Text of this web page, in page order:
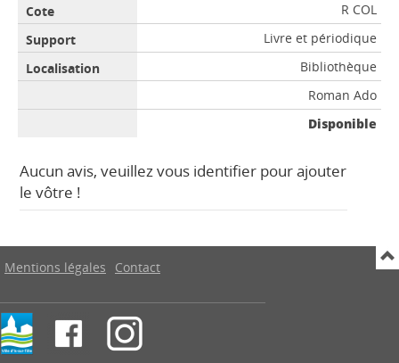
R COL
Livre et périodique
Bibliothèque
Roman Ado
Disponible
Aucun avis, veuillez vous identifier pour ajouter
le vôtre !
Mentions légales Contact